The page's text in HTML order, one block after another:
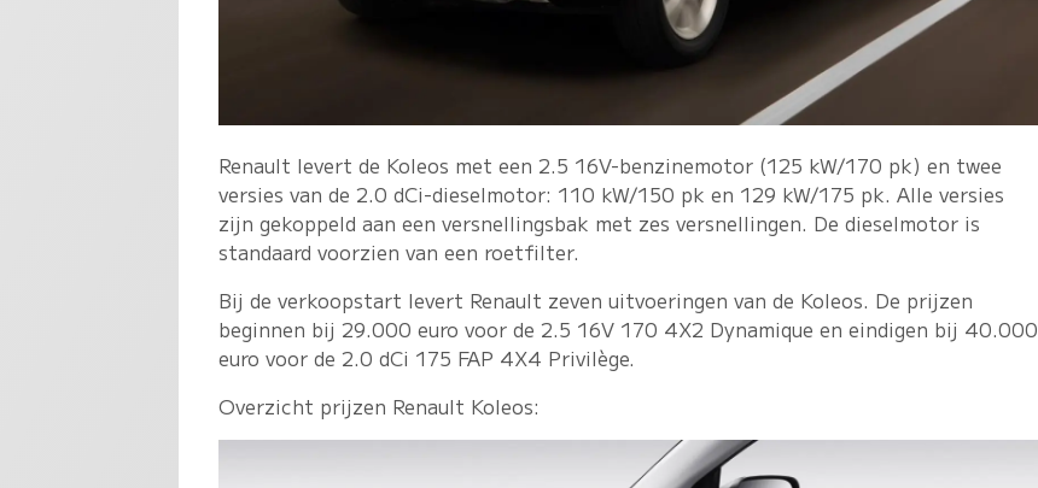
Renault levert de Koleos met een 2.5 16V-benzinemotor (125 kW/170 pk) en twee
versies van de 2.0 dCi-dieselmotor: 110 kW/150 pk en 129 kW/175 pk. Alle versies
zijn gekoppeld aan een versnellingsbak met zes versnellingen. De dieselmotor is
standaard voorzien van een roetfilter.
Bij de verkoopstart levert Renault zeven uitvoeringen van de Koleos. De prijzen
beginnen bij 29.000 euro voor de 2.5 16V 170 4X2 Dynamique en eindigen bij 40.000
euro voor de 2.0 dCi 175 FAP 4X4 Privilège.
Overzicht prijzen Renault Koleos: